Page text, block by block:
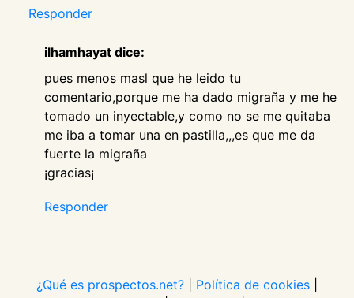
Responder
ilhamhayat dice:
pues menos masl que he leido tu
comentario,porque me ha dado migraña y me he
tomado un inyectable,y como no se me quitaba
me iba a tomar una en pastilla,,,es que me da
fuerte la migraña
¡gracias¡
Responder
¿Qué es prospectos.net? Política de cookies